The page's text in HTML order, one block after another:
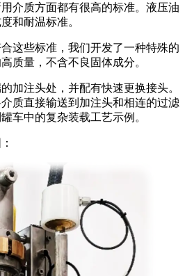
介质方面都有很高的标准。液压油
和耐温标准。
这些标准，我们开发了一种特殊的
质量，不含不良固体成分。
加注头处，并配有快速更换接头。
质直接输送到加注头和相连的过滤
车中的复杂装载工艺示例。